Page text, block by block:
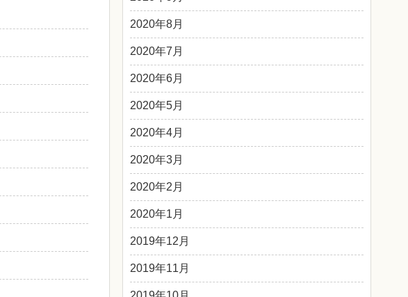
2020年8月
2020年7月
2020年6月
2020年5月
2020年4月
2020年3月
2020年2月
2020年1月
2019年12月
2019年11月